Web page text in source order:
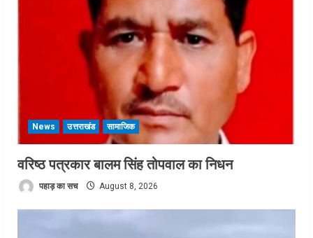
News उत्तराखंड सामाजिक
वरिष्ठ पत्रकार बालम सिंह तोपवाल का निधन
पहाड़ का सच August 8, 2026